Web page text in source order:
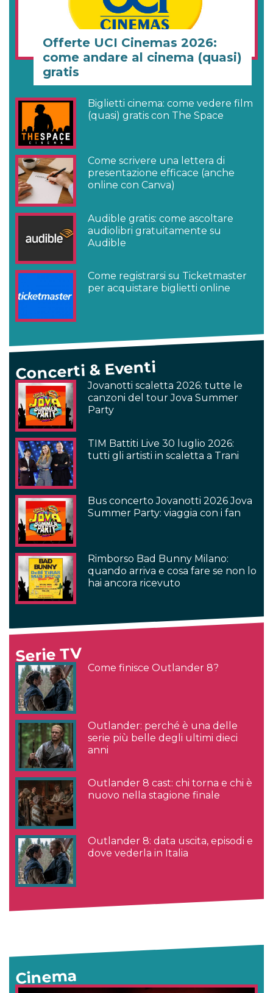
Offerte UCI Cinemas 2026:
come andare al cinema (quasi)
gratis
Biglietti cinema: come vedere film
(quasi) gratis con The Space
Come scrivere una lettera di
presentazione efficace (anche
online con Canva)
Audible gratis: come ascoltare
audiolibri gratuitamente su
Audible
Come registrarsi su Ticketmaster
per acquistare biglietti online
Concerti & Eventi
Jovanotti scaletta 2026: tutte le
canzoni del tour Jova Summer
Party
TIM Battiti Live 30 luglio 2026:
tutti gli artisti in scaletta a Trani
Bus concerto Jovanotti 2026 Jova
Summer Party: viaggia con i fan
Rimborso Bad Bunny Milano:
quando arriva e cosa fare se non lo
hai ancora ricevuto
Serie TV
Come finisce Outlander 8?
Outlander: perché è una delle
serie più belle degli ultimi dieci
anni
Outlander 8 cast: chi torna e chi è
nuovo nella stagione finale
Outlander 8: data uscita, episodi e
dove vederla in Italia
Cinema